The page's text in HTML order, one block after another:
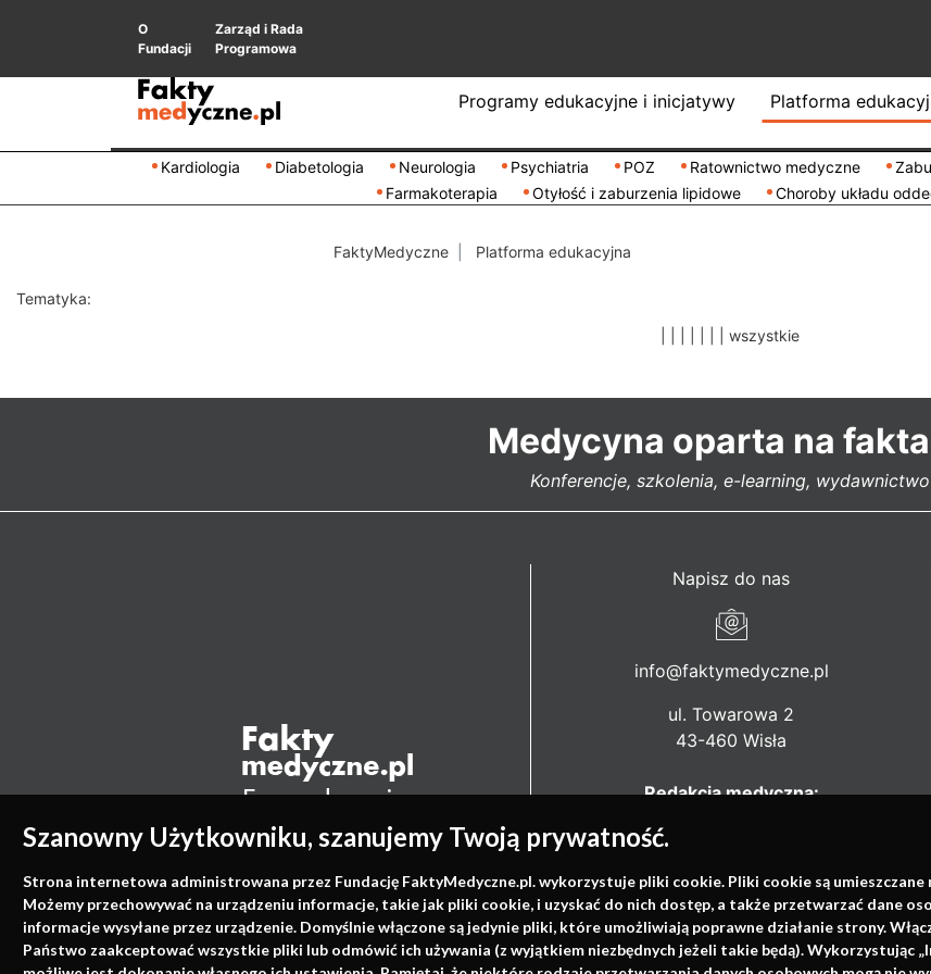
Szanowny Użytkowniku, szanujemy Twoją prywatność.
Strona internetowa administrowana przez Fundację FaktyMedyczne.pl. wykorzystuje pliki cookie. Pliki cookie są
Możemy przechowywać na urządzeniu informacje, takie jak pliki cookie, i uzyskać do nich dostęp, a także przetwarzać dane
informacje wysyłane przez urządzenie. Domyślnie włączone są jedynie pliki, które umożliwiają poprawne działanie strony.
Państwo zaakceptować wszystkie pliki lub odmówić ich używania (z wyjątkiem niezbędnych jeżeli takie będą). Wykorzystując
O
Fundacji
Zarząd i Rada
Programowa
Programy edukacyjne i inicjatywy Platforma
Kardiologia Diabetologia Neurologia Psychiatria POZ Ratownictwo medyczne
Farmakoterapia
Otyłość i zaburzenia lipidowe Choroby układu
FaktyMedyczne Platforma edukacyjna
Tematyka:
wszystkie
Medycyna oparta na
Konferencje, szkolenia, e-learning, wydawnictwo
Napisz do nas
info@faktymedyczne.pl
ul. Towarowa 2
43-460 Wisła
Redakcja medyczna:
Biuro Zarządu Fundacji:
ul. Rodawska 26
61-312 Poznań